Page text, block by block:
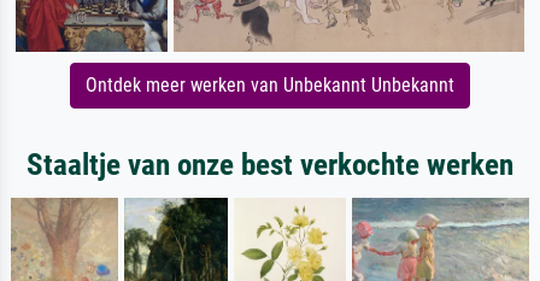
Ontdek meer werken van Unbekannt Unbekannt
Staaltje van onze best verkochte werken